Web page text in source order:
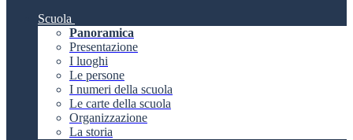
Scuola
Panoramica
Presentazione
I luoghi
Le persone
I numeri della scuola
Le carte della scuola
Organizzazione
La storia